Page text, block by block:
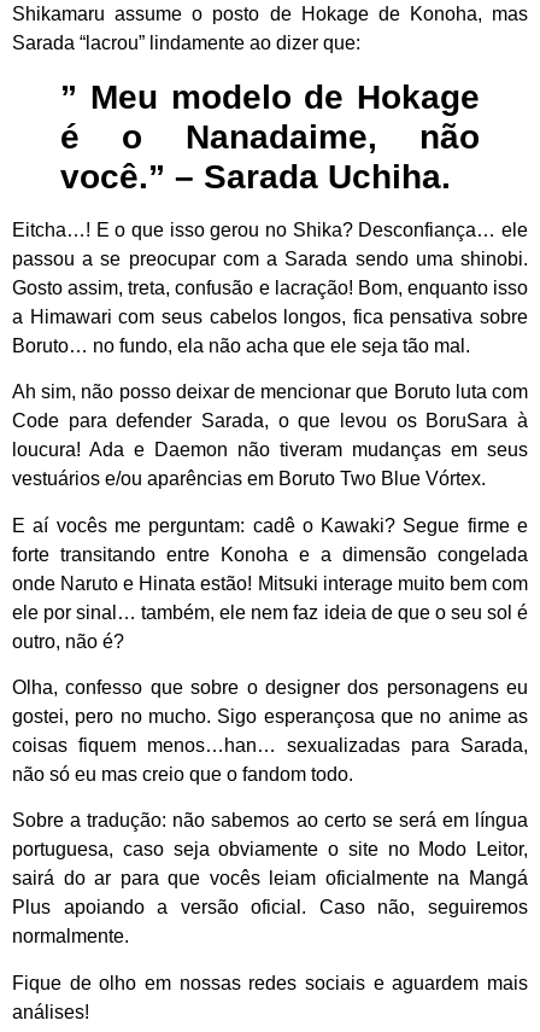
Shikamaru assume o posto de Hokage de Konoha, mas
Sarada “lacrou” lindamente ao dizer que:
” Meu modelo de Hokage
é o Nanadaime, não
você.” – Sarada Uchiha.
Eitcha…! E o que isso gerou no Shika? Desconfiança… ele
passou a se preocupar com a Sarada sendo uma shinobi.
Gosto assim, treta, confusão e lacração! Bom, enquanto isso
a Himawari com seus cabelos longos, fica pensativa sobre
Boruto… no fundo, ela não acha que ele seja tão mal.
Ah sim, não posso deixar de mencionar que Boruto luta com
Code para defender Sarada, o que levou os BoruSara à
loucura! Ada e Daemon não tiveram mudanças em seus
vestuários e/ou aparências em Boruto Two Blue Vórtex.
E aí vocês me perguntam: cadê o Kawaki? Segue firme e
forte transitando entre Konoha e a dimensão congelada
onde Naruto e Hinata estão! Mitsuki interage muito bem com
ele por sinal… também, ele nem faz ideia de que o seu sol é
outro, não é?
Olha, confesso que sobre o designer dos personagens eu
gostei, pero no mucho. Sigo esperançosa que no anime as
coisas fiquem menos…han… sexualizadas para Sarada,
não só eu mas creio que o fandom todo.
Sobre a tradução: não sabemos ao certo se será em língua
portuguesa, caso seja obviamente o site no Modo Leitor,
sairá do ar para que vocês leiam oficialmente na Mangá
Plus apoiando a versão oficial. Caso não, seguiremos
normalmente.
Fique de olho em nossas redes sociais e aguardem mais
análises!